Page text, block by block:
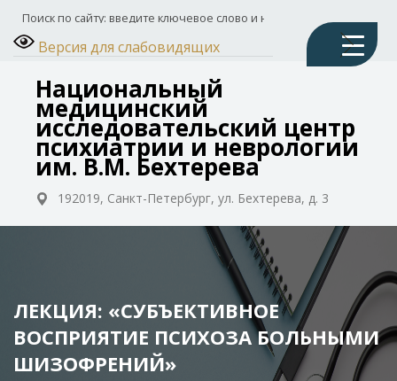
Версия для слабовидящих
Национальный
медицинский
исследовательский центр
психиатрии и неврологии
им. В.М. Бехтерева
192019, Санкт-Петербург, ул. Бехтерева, д. 3
ЛЕКЦИЯ: «СУБЪЕКТИВНОЕ
ВОСПРИЯТИЕ ПСИХОЗА БОЛЬНЫМИ
ШИЗОФРЕНИЙ»